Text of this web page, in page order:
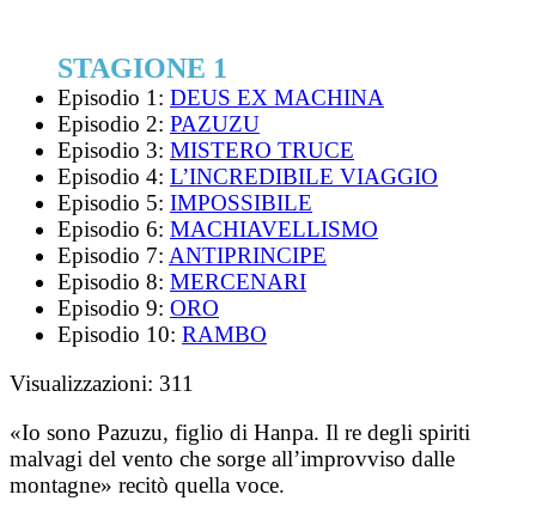
STAGIONE 1
Episodio 1: DEUS EX MACHINA
Episodio 2: PAZUZU
Episodio 3: MISTERO TRUCE
Episodio 4: L’INCREDIBILE VIAGGIO
Episodio 5: IMPOSSIBILE
Episodio 6: MACHIAVELLISMO
Episodio 7: ANTIPRINCIPE
Episodio 8: MERCENARI
Episodio 9: ORO
Episodio 10: RAMBO
Visualizzazioni: 311
«Io sono Pazuzu, figlio di Hanpa. Il re degli spiriti
malvagi del vento che sorge all’improvviso dalle
montagne» recitò quella voce.